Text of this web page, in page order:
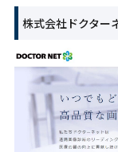
株式会社ドクター